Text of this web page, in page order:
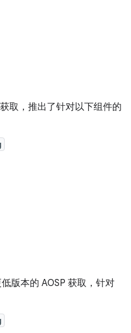
获取，推出了针对以下组件的
版本的 AOSP 获取，针对